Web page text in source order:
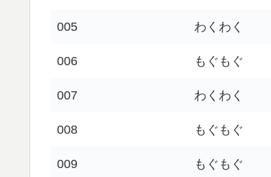
005 わくわく
006 もぐもぐ
007 わくわく
008 もぐもぐ
009 もぐもぐ